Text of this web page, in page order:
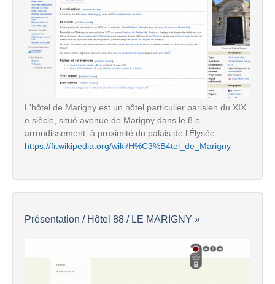
L'hôtel de Marigny est un hôtel particulier parisien du XIX
e siècle, situé avenue de Marigny dans le 8 e
arrondissement, à proximité du palais de l'Élysée.
https://fr.wikipedia.org/wiki/H%C3%B4tel_de_Marigny
Présentation / Hôtel 88 / LE MARIGNY »